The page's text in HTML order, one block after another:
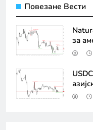
Повезане Вести
за